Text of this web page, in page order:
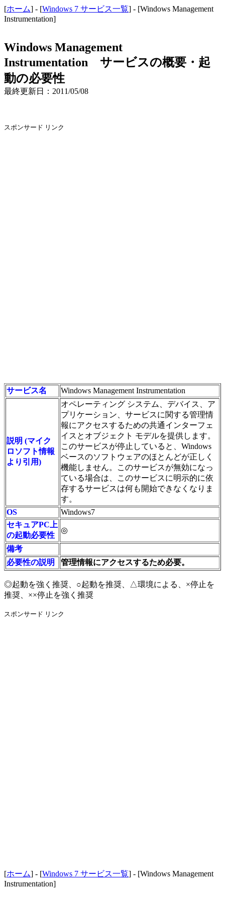
[ホーム] - [Windows 7 サービス一覧] - [Windows Management
Instrumentation]
Windows Management
Instrumentation サービスの概要・起
動の必要性
最終更新日：2011/05/08
スポンサード リンク
サービス名 Windows Management Instrumentation
説明 (マイク
ロソフト情報
より引用)
オペレーティング システム、デバイス、ア
プリケーション、サービスに関する管理情
報にアクセスするための共通インターフェ
イスとオブジェクト モデルを提供します。
このサービスが停止していると、Windows
ベースのソフトウェアのほとんどが正しく
機能しません。このサービスが無効になっ
ている場合は、このサービスに明示的に依
存するサービスは何も開始できなくなりま
す。
OS
Windows7
セキュアPC上
の起動必要性
◎
備考
必要性の説明
管理情報にアクセスするため必要。
◎起動を強く推奨、○起動を推奨、△環境による、×停止を
推奨、××停止を強く推奨
スポンサード リンク
[ホーム] - [Windows 7 サービス一覧] - [Windows Management
Instrumentation]